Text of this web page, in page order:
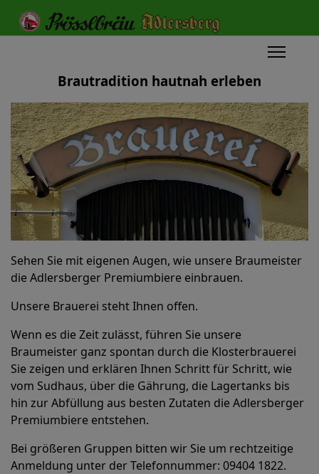
Brautradition hautnah erleben
Sehen Sie mit eigenen Augen, wie unsere Braumeister
die Adlersberger Premiumbiere einbrauen.
Unsere Brauerei steht Ihnen offen.
Wenn es die Zeit zulässt, führen Sie unsere
Braumeister ganz spontan durch die Klosterbrauerei
Sie zeigen und erklären Ihnen Schritt für Schritt, wie
vom Sudhaus, über die Gährung, die Lagertanks bis
hin zur Abfüllung aus besten Zutaten die Adlersberger
Premiumbiere entstehen.
Bei größeren Gruppen bitten wir Sie um rechtzeitige
Anmeldung unter der Telefonnummer: 09404 1822.